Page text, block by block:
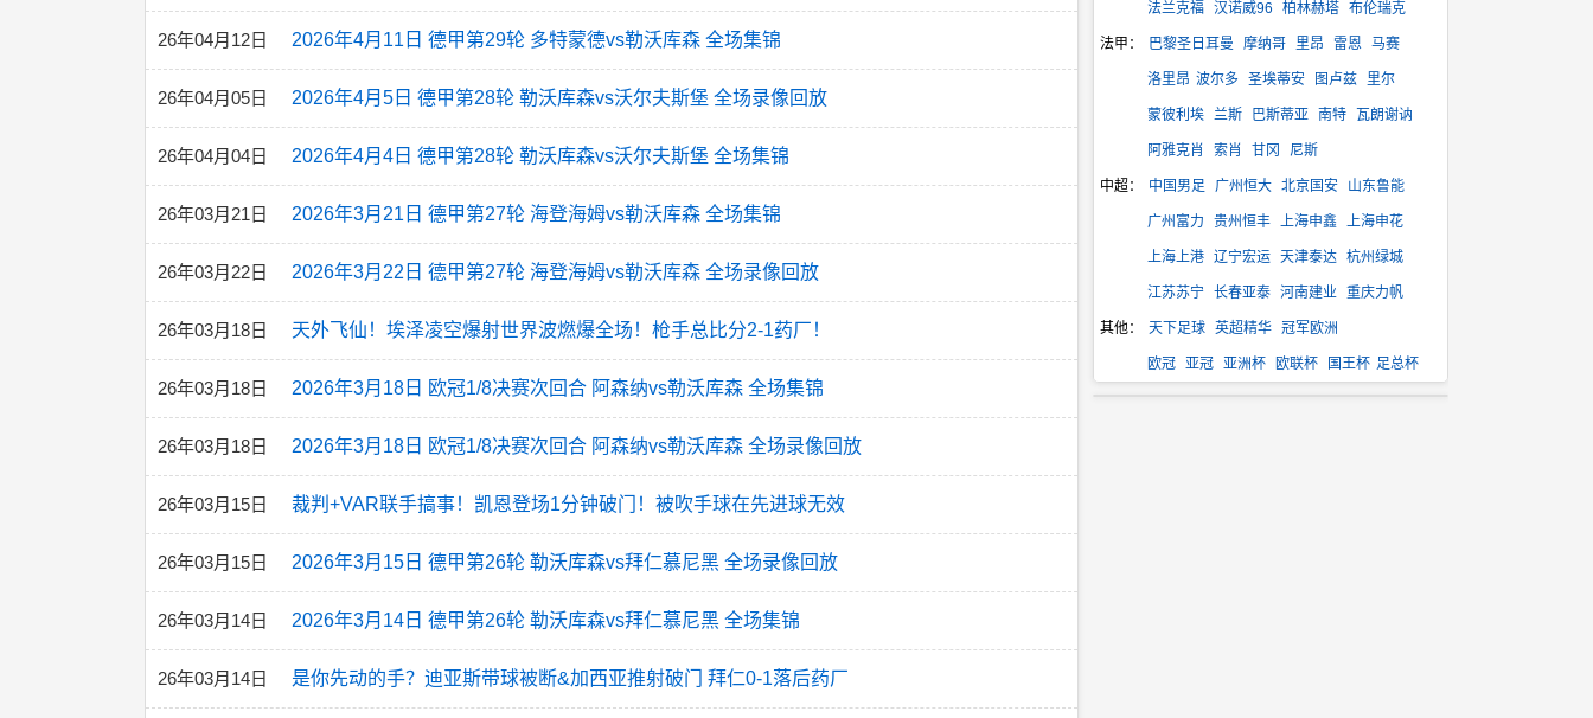
26年04月12日 2026年4月11日 德甲第29轮 多特蒙德vs勒沃库森 全场集锦
26年04月05日 2026年4月5日 德甲第28轮 勒沃库森vs沃尔夫斯堡 全场录像回放
26年04月04日 2026年4月4日 德甲第28轮 勒沃库森vs沃尔夫斯堡 全场集锦
26年03月21日 2026年3月21日 德甲第27轮 海登海姆vs勒沃库森 全场集锦
26年03月22日 2026年3月22日 德甲第27轮 海登海姆vs勒沃库森 全场录像回放
26年03月18日 天外飞仙！埃泽凌空爆射世界波燃爆全场！枪手总比分2-1药厂！
26年03月18日 2026年3月18日 欧冠1/8决赛次回合 阿森纳vs勒沃库森 全场集锦
26年03月18日 2026年3月18日 欧冠1/8决赛次回合 阿森纳vs勒沃库森 全场录像回放
26年03月15日 裁判+VAR联手搞事！凯恩登场1分钟破门！被吹手球在先进球无效
26年03月15日 2026年3月15日 德甲第26轮 勒沃库森vs拜仁慕尼黑 全场录像回放
26年03月14日 2026年3月14日 德甲第26轮 勒沃库森vs拜仁慕尼黑 全场集锦
26年03月14日 是你先动的手？迪亚斯带球被断&加西亚推射破门 拜仁0-1落后药厂
法兰克福 汉诺威96 柏林赫塔 布伦瑞克
法甲： 巴黎圣日耳曼 摩纳哥 里昂 雷恩 马赛
洛里昂 波尔多 圣埃蒂安 图卢兹 里尔
蒙彼利埃 兰斯 巴斯蒂亚 南特 瓦朗谢讷
阿雅克肖 索肖 甘冈 尼斯
中超： 中国男足 广州恒大 北京国安 山东鲁能
广州富力 贵州恒丰 上海申鑫 上海申花
上海上港 辽宁宏运 天津泰达 杭州绿城
江苏苏宁 长春亚泰 河南建业 重庆力帆
其他： 天下足球 英超精华 冠军欧洲
欧冠 亚冠 亚洲杯 欧联杯 国王杯 足总杯